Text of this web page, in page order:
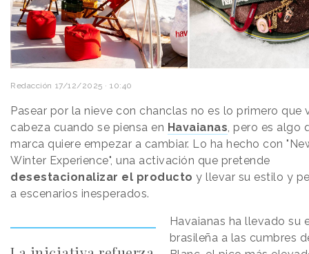
Redacción 17/12/2025 · 10:40
Pasear por la nieve con chanclas no es lo primero que
cabeza cuando se piensa en Havaianas, pero es algo
marca quiere empezar a cambiar. Lo ha hecho con
Winter Experience", una activación que pretende
desestacionalizar el producto y llevar su estilo y
a escenarios inesperados.
Havaianas ha llevado su
brasileña a las cumbres